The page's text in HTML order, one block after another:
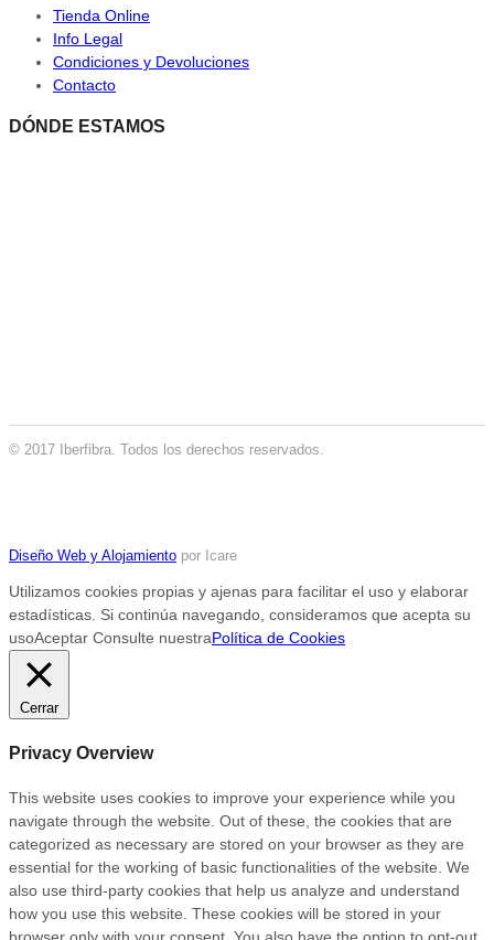
Tienda Online
Info Legal
Condiciones y Devoluciones
Contacto
DÓNDE ESTAMOS
© 2017 Iberfibra. Todos los derechos reservados.
Diseño Web y Alojamiento por Icare
Utilizamos cookies propias y ajenas para facilitar el uso y elaborar
estadísticas. Si continúa navegando, consideramos que acepta su
usoAceptar Consulte nuestraPolítica de Cookies
Cerrar
Privacy Overview
This website uses cookies to improve your experience while you
navigate through the website. Out of these, the cookies that are
categorized as necessary are stored on your browser as they are
essential for the working of basic functionalities of the website. We
also use third-party cookies that help us analyze and understand
how you use this website. These cookies will be stored in your